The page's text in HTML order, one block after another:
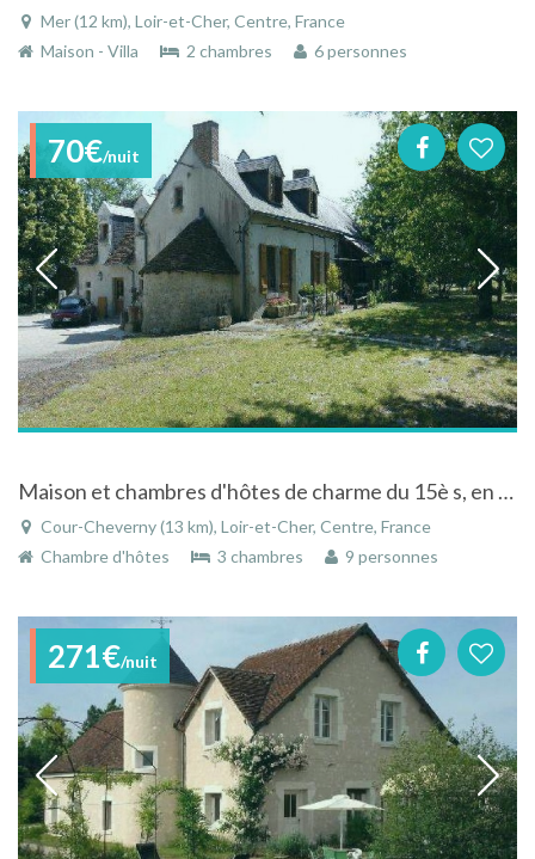
Mer (12 km), Loir-et-Cher, Centre, France
Maison - Villa
2 chambres 6 personnes
70€/nuit
Maison et chambres d'hôtes de charme du 15è s, en pays de Loire à Cour-Cheverny
Cour-Cheverny (13 km), Loir-et-Cher, Centre, France
Chambre d'hôtes
3 chambres 9 personnes
271€/nuit